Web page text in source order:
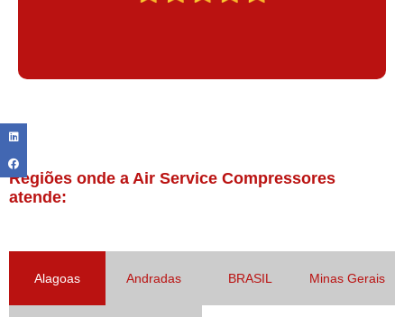
Regiões onde a Air Service Compressores
atende:
Alagoas Andradas BRASIL Minas Gerais